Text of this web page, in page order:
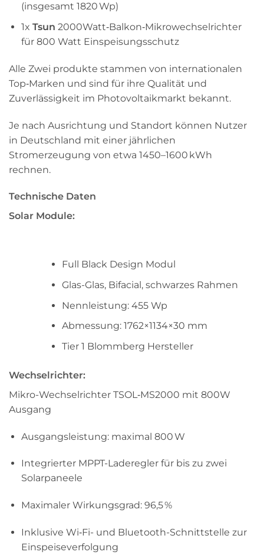
(insgesamt 1820 Wp)
1x Tsun 2000Watt‑Balkon‑Mikrowechselrichter
für 800 Watt Einspeisungsschutz
Alle Zwei produkte stammen von internationalen
Top‑Marken und sind für ihre Qualität und
Zuverlässigkeit im Photovoltaikmarkt bekannt.
Je nach Ausrichtung und Standort können Nutzer
in Deutschland mit einer jährlichen
Stromerzeugung von etwa 1450–1600 kWh
rechnen.
Technische Daten
Solar Module:
Full Black Design Modul
Glas-Glas, Bifacial, schwarzes Rahmen
Nennleistung: 455 Wp
Abmessung: 1762×1134×30 mm
Tier 1 Blommberg Hersteller
Wechselrichter:
Mikro-Wechselrichter TSOL‑MS2000 mit 800W
Ausgang
Ausgangsleistung: maximal 800 W
Integrierter MPPT-Laderegler für bis zu zwei
Solarpaneele
Maximaler Wirkungsgrad: 96,5 %
Inklusive Wi‑Fi- und Bluetooth-Schnittstelle zur
Einspeiseverfolgung